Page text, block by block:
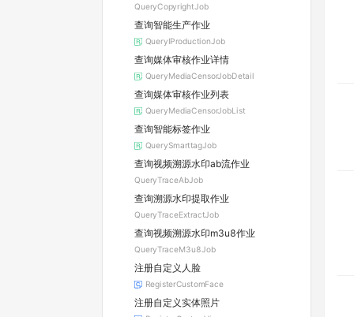
QueryCopyrightJob
查询智能生产作业
QueryIProductionJob
查询媒体审核作业详情
QueryMediaCensorJobDetail
查询媒体审核作业列表
QueryMediaCensorJobList
查询智能标签作业
QuerySmarttagJob
查询视频溯源水印ab流作业
QueryTraceAbJob
查询溯源水印提取作业
QueryTraceExtractJob
查询视频溯源水印m3u8作业
QueryTraceM3u8Job
注册⾃定义⼈脸
RegisterCustomFace
注册自定义实体照片